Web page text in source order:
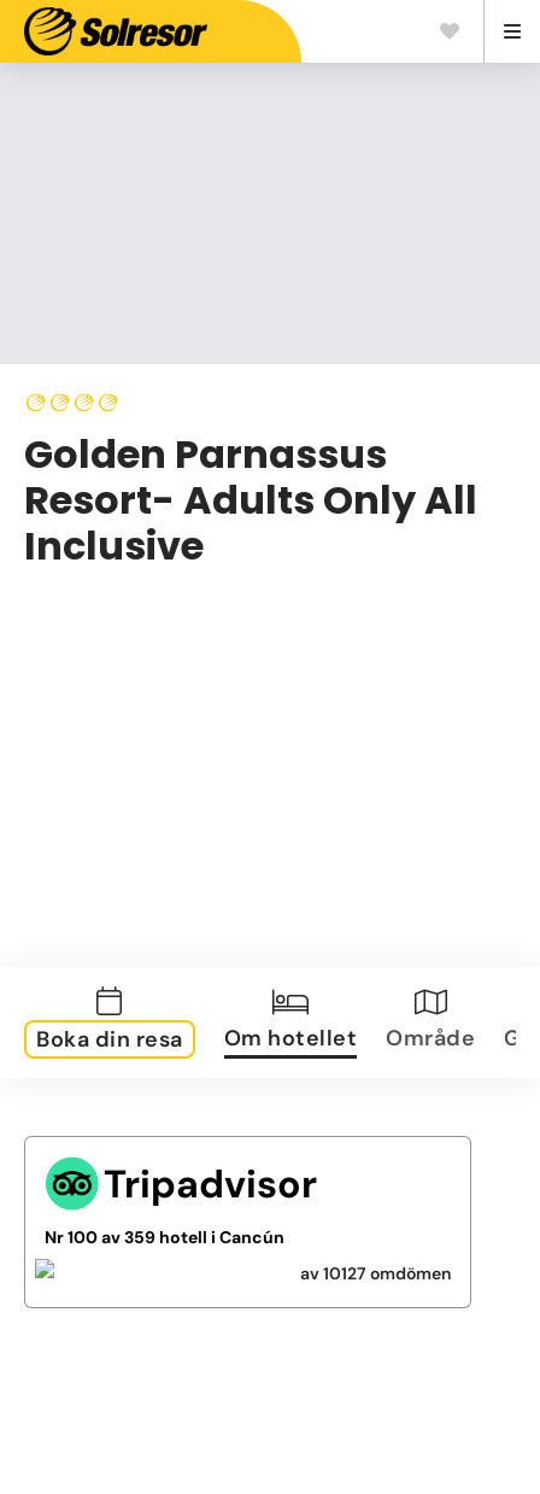
Golden Parnassus
Resort- Adults Only All
Inclusive
Boka din resa Om hotellet Område
Tripadvisor
Nr 100 av 359 hotell i Cancún
av 10127 omdömen